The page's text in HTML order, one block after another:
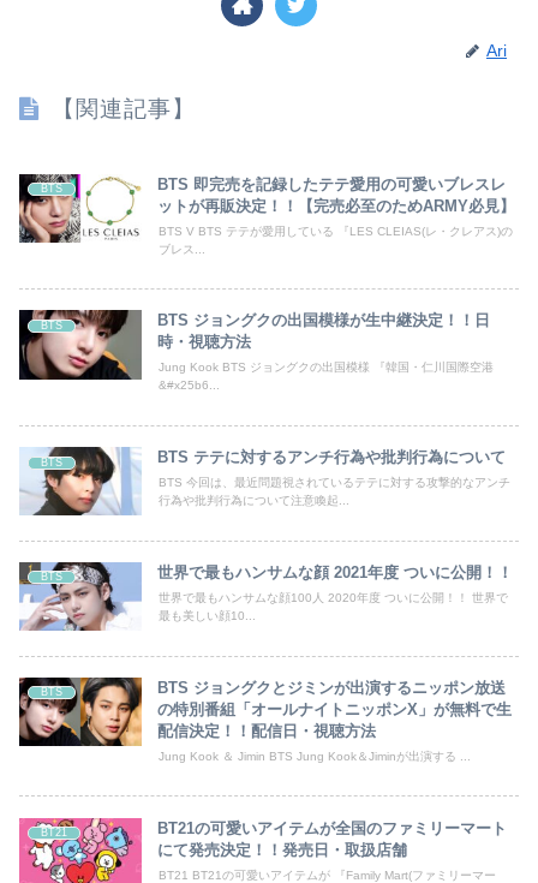
Ari
【関連記事】
BTS
BTS 即完売を記録したテテ愛用の可愛いブレスレ
ットが再販決定！！【完売必至のためARMY必見】
BTS V BTS テテが愛用している 『LES CLEIAS(レ・クレアス)の
ブレス...
BTS
BTS ジョングクの出国模様が生中継決定！！日
時・視聴方法
Jung Kook BTS ジョングクの出国模様 『韓国・仁川国際空港
&#x25b6...
BTS BTS テテに対するアンチ行為や批判行為について
BTS 今回は、最近問題視されているテテに対する攻撃的なアンチ
行為や批判行為について注意喚起...
BTS 世界で最もハンサムな顔 2021年度 ついに公開！！
世界で最もハンサムな顔100人 2020年度 ついに公開！！ 世界で
最も美しい顔10...
BTS
BTS ジョングクとジミンが出演するニッポン放送
の特別番組「オールナイトニッポンX」が無料で生
配信決定！！配信日・視聴方法
Jung Kook ＆ Jimin BTS Jung Kook＆Jiminが出演する ...
BT21
BT21の可愛いアイテムが全国のファミリーマート
にて発売決定！！発売日・取扱店舗
BT21 BT21の可愛いアイテムが 『Family Mart(ファミリーマー